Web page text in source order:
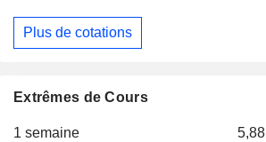
Plus de cotations
Extrêmes de Cours
1 semaine 5,88